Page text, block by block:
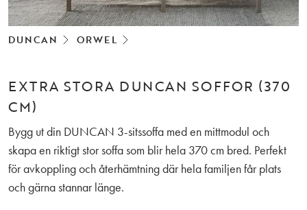
DUNCAN ORWEL
EXTRA STORA DUNCAN SOFFOR (370
CM)
Bygg ut din DUNCAN 3-sitssoffa med en mittmodul och
skapa en riktigt stor soffa som blir hela 370 cm bred. Perfekt
för avkoppling och återhämtning där hela familjen får plats
och gärna stannar länge.